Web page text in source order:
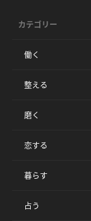
カテゴリー
働く
整える
磨く
恋する
暮らす
占う